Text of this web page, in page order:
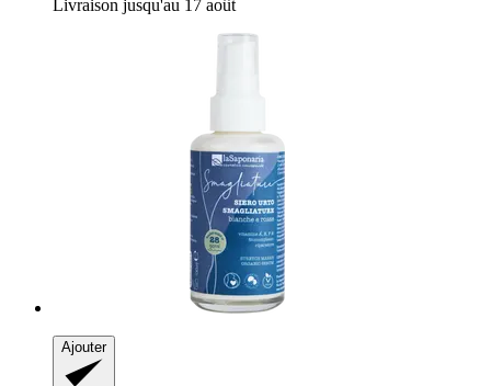
Livraison jusqu'au 17 août
Ajouter